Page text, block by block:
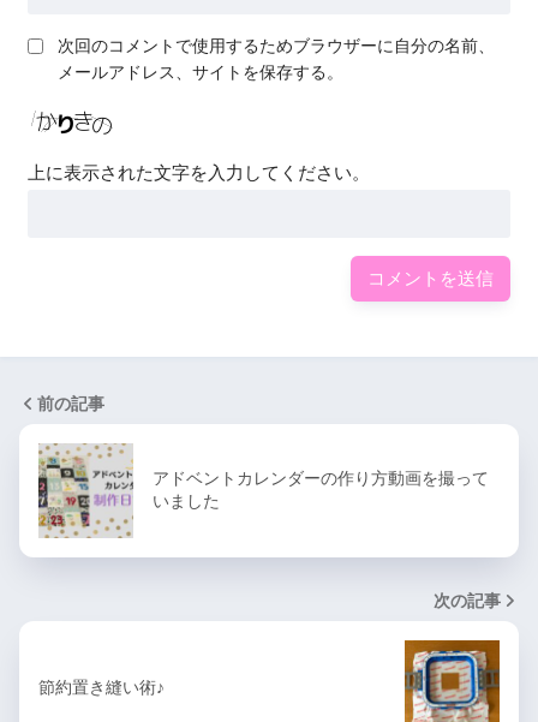
次回のコメントで使用するためブラウザーに自分の名前、
メールアドレス、サイトを保存する。
上に表示された文字を入力してください。
前の記事
アドベントカレンダーの作り方動画を撮って
いました
次の記事
節約置き縫い術♪